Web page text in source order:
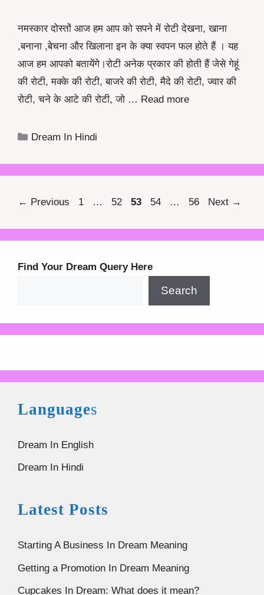
नमस्कार दोस्तों आज हम आप को सपने में रोटी देखना, खाना
,बनाना ,बेचना और खिलाना इन के क्या स्वपन फल होते हैं । यह
आज हम आपको बतायेंगे।रोटी अनेक प्रकार की होती हैं जेसे गेहूं
की रोटी, मक्के की रोटी, बाजरे की रोटी, मैदे की रोटी, ज्वार की
रोटी, चने के आटे की रोटी, जो … Read more
Categories
Dream In Hindi
← Previous Page
1 … Page
52 Page
53 Page
54 … Page
56 Next →
Find Your Dream Query Here
Search
Languages
Dream In English
Dream In Hindi
Latest Posts
Starting A Business In Dream Meaning
Getting a Promotion In Dream Meaning
Cupcakes In Dream: What does it mean?